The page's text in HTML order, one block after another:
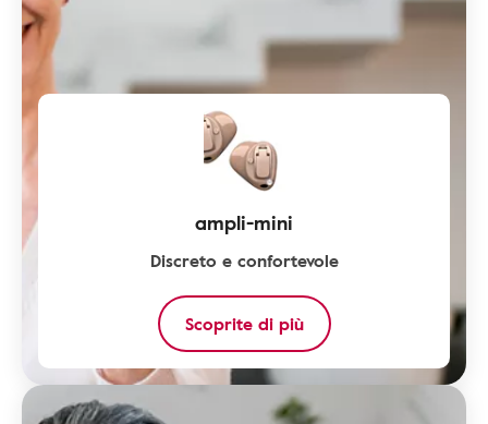
ampli-mini
Discreto e confortevole
Scoprite di più